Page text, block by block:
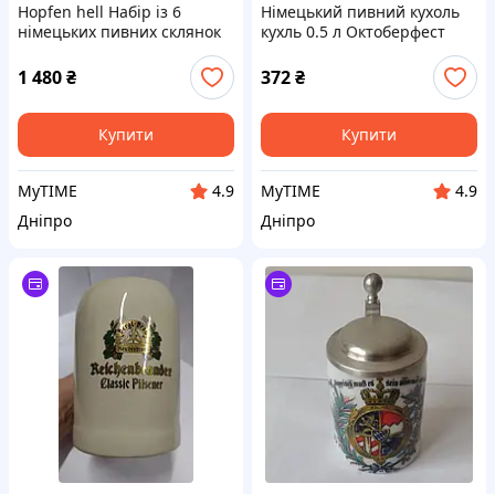
Hopfen hell Набір із 6
німецьких пивних склянок
1 480₴
Купити
MyTIME
4.9
Дніпро
Німецький пивний кухоль
кухль 0.5 л Октоберфест
372₴
Купити
MyTIME
4.9
Дніпро